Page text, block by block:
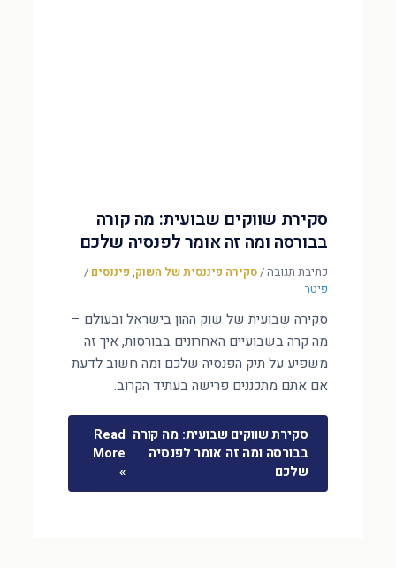
סקירת שווקים שבועית: מה קורה
בבורסה ומה זה אומר לפנסיה שלכם
כתיבת תגובה/סקירה פיננסית של השוק, פיננסים /
פיטר
סקירה שבועית של שוק ההון בישראל ובעולם –
מה קרה בשבועיים האחרונים בבורסות, איך זה
משפיע על תיק הפנסיה שלכם ומה חשוב לדעת
אם אתם מתכננים פרישה בעתיד הקרוב.
סקירת שווקים שבועית: מה קורה
בבורסה ומה זה אומר לפנסיה
שלכם
Read
More
»